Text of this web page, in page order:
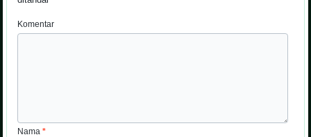
Komentar
Nama*